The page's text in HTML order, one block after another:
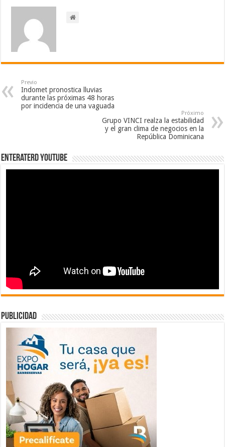
Previo
Indomet pronostica lluvias
durante las próximas 48 horas
por incidencia de una vaguada
Próximo
Grupo VINCI realza la estabilidad
y el gran clima de negocios en la
República Dominicana
EnterateRD YOUTUBE
publicidad